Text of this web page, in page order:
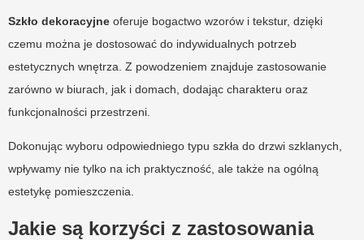
Szkło dekoracyjne oferuje bogactwo wzorów i tekstur, dzięki
czemu można je dostosować do indywidualnych potrzeb
estetycznych wnętrza. Z powodzeniem znajduje zastosowanie
zarówno w biurach, jak i domach, dodając charakteru oraz
funkcjonalności przestrzeni.
Dokonując wyboru odpowiedniego typu szkła do drzwi szklanych,
wpływamy nie tylko na ich praktyczność, ale także na ogólną
estetykę pomieszczenia.
Jakie są korzyści z zastosowania